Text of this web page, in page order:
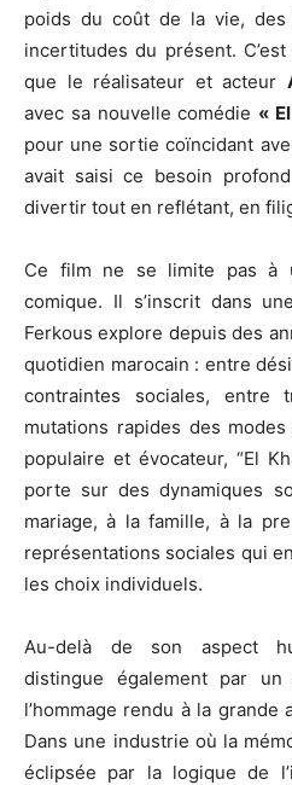
poids du coût de la vie,
incertitudes du présent.
que le réalisateur et acteur
avec sa nouvelle comédie «
pour une sortie coïncidant
avait saisi ce besoin
divertir tout en reflétant, en
Ce film ne se limite pas à
comique. Il s’inscrit dans
Ferkous explore depuis des
quotidien marocain : entre
contraintes sociales, entre
mutations rapides des
populaire et évocateur, “El
porte sur des dynamiques
mariage, à la famille, à la
représentations sociales qui
les choix individuels.
Au-delà de son aspect
distingue également par
l’hommage rendu à la grande
Dans une industrie où la
éclipsée par la logique de